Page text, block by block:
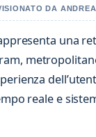
DA
una
reale e